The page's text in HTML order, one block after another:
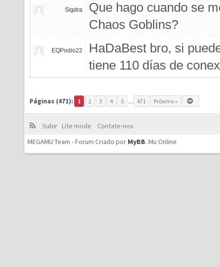
Sigdra
Que hago cuando se
Chaos Goblins?
EQPodio22
HaDaBest bro, si
tiene 110 días de
Páginas (471): 1 2 3 4 5 ... 471 Próximo »
Subir Lite mode
Contate-nos
MEGAMU Team - Forum Criado por MyBB. Mu Online